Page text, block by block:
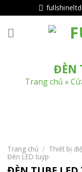
tục
tới
ĐÈN
Trang chủ »
Trang chủ / Thiết bị
Đèn LED tuýp